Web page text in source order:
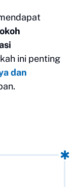
ini penting
dan